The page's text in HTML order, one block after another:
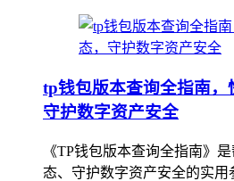
tp钱包版本查询全指南，
守护数字资产安全
《TP钱包版本查询全指南》
态、守护数字资产安全的实